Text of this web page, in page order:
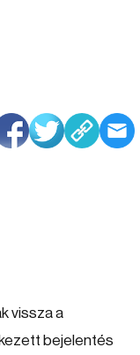
vissza a
bejelentés